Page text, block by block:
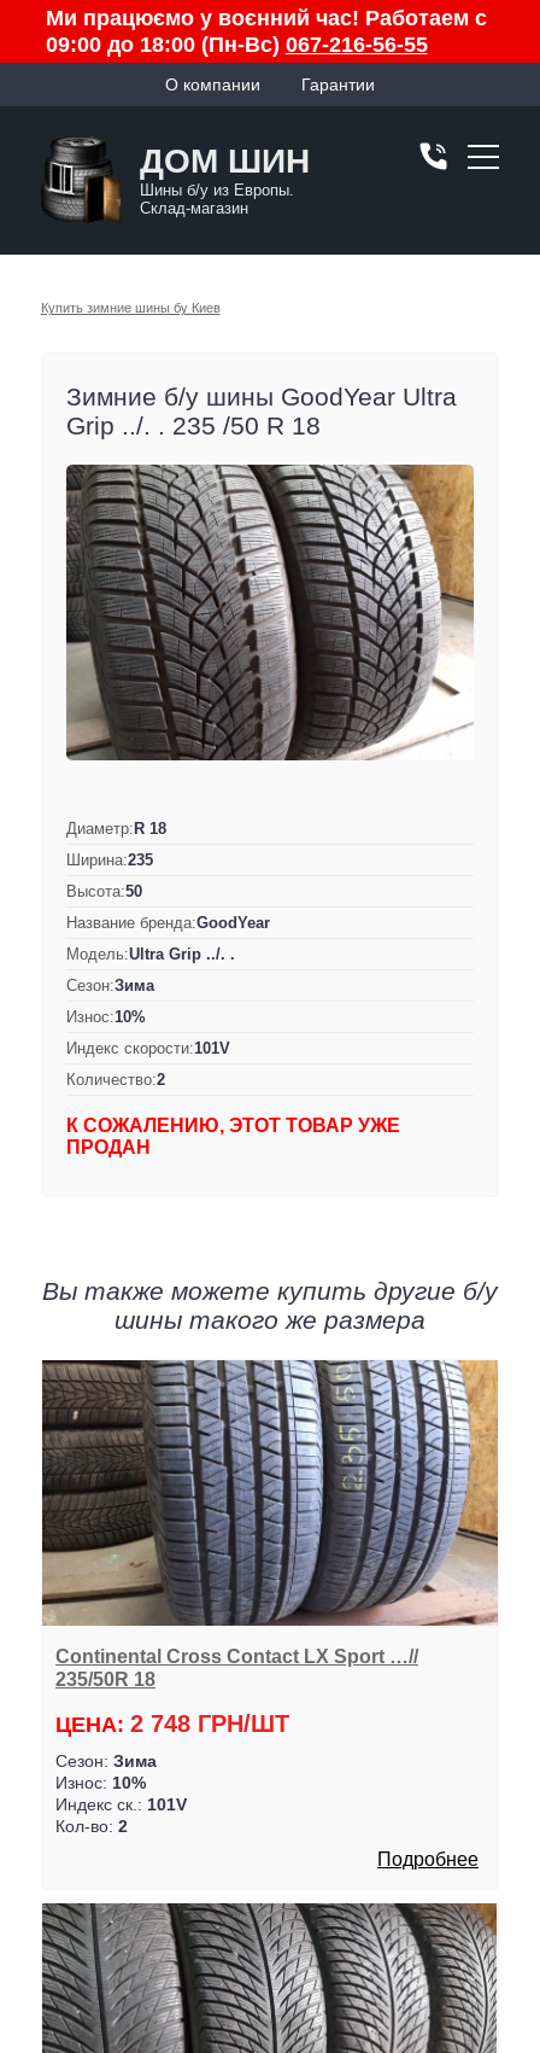
Ми працюємо у воєнний час! Работаем с
09:00 до 18:00 (Пн-Вс) 067-216-56-55
О компании Гарантии
ДОМ ШИН
Шины б/у из Европы.
Склад-магазин
Купить зимние шины бу Киев
Зимние б/у шины GoodYear Ultra
Grip ../. . 235 /50 R 18
Диаметр:R 18
Ширина:235
Высота:50
Название бренда:GoodYear
Модель:Ultra Grip ../. .
Сезон:Зима
Износ:10%
Индекс скорости:101V
Количество:2
К СОЖАЛЕНИЮ, ЭТОТ ТОВАР УЖЕ
ПРОДАН
Вы также можете купить другие б/у
шины такого же размера
Continental Cross Contact LX Sport …//
235/50R 18
ЦЕНА: 2 748 ГРН/ШТ
Сезон: Зима
Износ: 10%
Индекс ск.: 101V
Кол-во: 2
Подробнее